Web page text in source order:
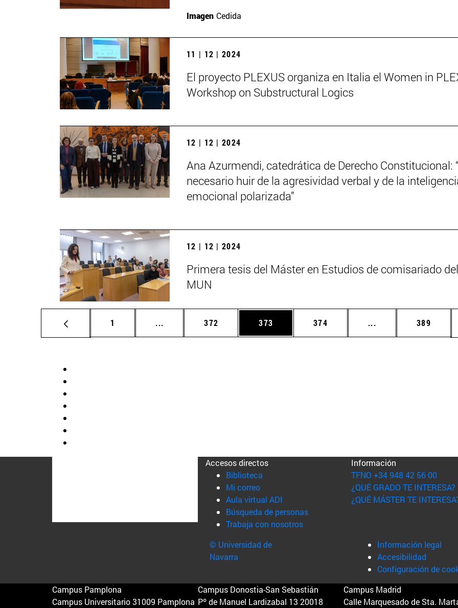
Imagen Cedida
11 | 12 | 2024
El proyecto PLEXUS organiza en Italia el Women in
Workshop on Substructural Logics
12 | 12 | 2024
Ana Azurmendi, catedrática de Derecho Constitucional:
necesario huir de la agresividad verbal y de la
emocional polarizada”
12 | 12 | 2024
Primera tesis del Máster en Estudios de comisariado del
MUN
Página
1 ... Páginas intermedias Use TAB para desplazarse.
Página
372 Página
373 Página
374 ... Páginas intermedias
Página
389
Accesos directos
Biblioteca (abre en nueva ventana)
Mi correo(abre en nueva ventana)
Aula virtual ADI (abre en nueva ventana)
Búsqueda de personas(abre en nueva ventana)
Trabaja con nosotros(abre en nueva ventana)
Información
TFNO +34 948 42 56 00
¿QUÉ GRADO TE INTERESA?
¿QUÉ MÁSTER TE
© Universidad de
Navarra
Información legal
Accesibilidad
Configuración de
Campus Pamplona
Campus Universitario 31009 Pamplona
Campus Donostia-San Sebastián
Pº de Manuel Lardizabal 13 20018
Campus Madrid
Calle Marquesado de Sta.